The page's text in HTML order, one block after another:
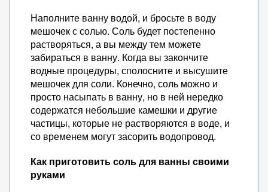
Наполните ванну водой, и бросьте в воду
мешочек с солью. Соль будет постепенно
растворяться, а вы между тем можете
забираться в ванну. Когда вы закончите
водные процедуры, сполосните и высушите
мешочек для соли. Конечно, соль можно и
просто насыпать в ванну, но в ней нередко
содержатся небольшие камешки и другие
частицы, которые не растворяются в воде, и
со временем могут засорить водопровод.
Как приготовить соль для ванны своими
руками